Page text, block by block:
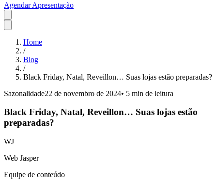
Agendar Apresentação
Home
/
Blog
/
Black Friday, Natal, Reveillon… Suas lojas estão preparadas?
Sazonalidade22 de novembro de 2024• 5 min de leitura
Black Friday, Natal, Reveillon… Suas lojas estão
preparadas?
WJ
Web Jasper
Equipe de conteúdo